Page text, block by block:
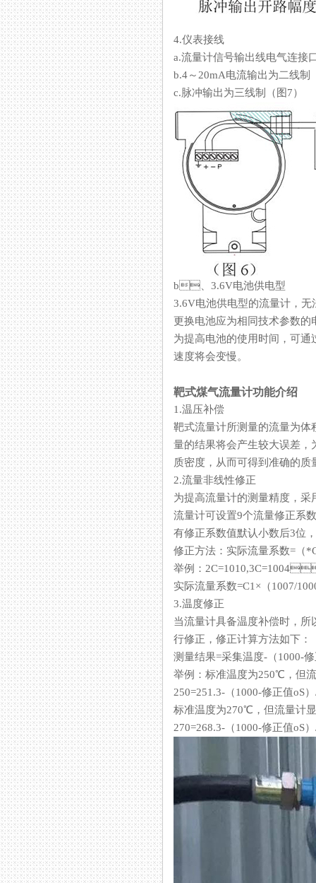
4.仪表接线
a.流量计信号输出线电气连接口
b.4～20mA电流输出为二线制
c.脉冲输出为三线制（图7）
b、3.6V电池供电型
3.6V电池供电型的流量计，
更换电池应为相同技术参数的电
为提高电池的使用时间，可通
速度将会变慢。
靶式煤气流量计功能介绍
1.温压补偿
靶式流量计所测量的流量为体积
量的结果将会产生较大误差
质密度，从而可得到准确的质量
2.流量非线性修正
为提高流量计的测量精度，
流量计可设置9个流量修正系数，
有修正系数值默认小数后3位
修正方法：实际流量系数=
举例：
实际流量系数=C1×（1007/1000）
3.温度修正
当流量计具备温度补偿时，
行修正，修正计算方法如下：
测量结果=采集温度-（1000-
举例：标准温度为250℃，
250=251.3-（1000-修正
标准温度为270℃，但流量计
270=268.3-（1000-修正